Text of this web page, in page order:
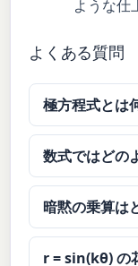
ような仕
よくある質問
極方程式とは
数式ではどの
暗黙の乗算は
r = sin(kθ) の